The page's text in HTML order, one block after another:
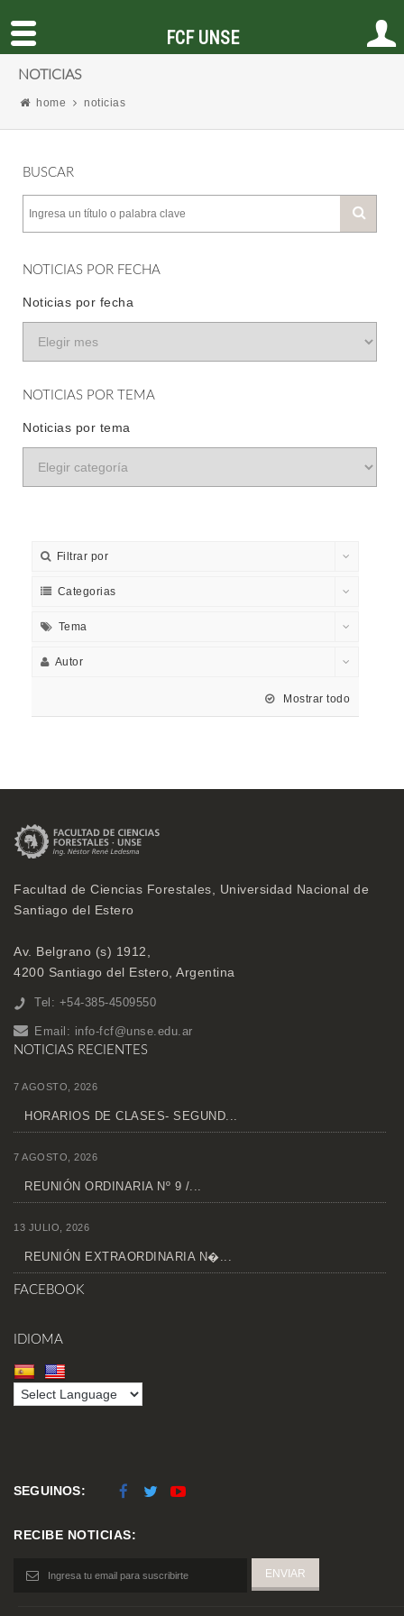
NOTICIAS
home noticias
BUSCAR
NOTICIAS POR FECHA
Noticias por fecha
NOTICIAS POR TEMA
Noticias por tema
Filtrar por
Categorias
Tema
Autor
Mostrar todo
Facultad de Ciencias Forestales, Universidad Nacional de
Santiago del Estero
Av. Belgrano (s) 1912,
4200 Santiago del Estero, Argentina
Tel: +54-385-4509550
Email: info-fcf@unse.edu.ar
NOTICIAS RECIENTES
7 AGOSTO, 2026
HORARIOS DE CLASES- SEGUND...
7 AGOSTO, 2026
REUNIÓN ORDINARIA Nº 9 /...
13 JULIO, 2026
REUNIÓN EXTRAORDINARIA N�...
FACEBOOK
IDIOMA
SEGUINOS:
RECIBE NOTICIAS:
FCF UNSE